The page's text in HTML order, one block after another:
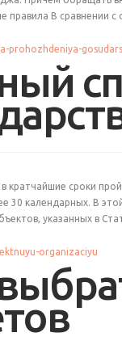
правила В сравнении с
кратчайшие сроки
30 календарных. В
указанных в